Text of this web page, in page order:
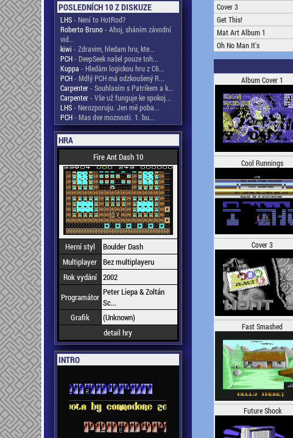
POSLEDNÍCH 10 Z DISKUZE
LHS- Není to HotRod?
Roberto Bruno- Ahoj, sháním závodní
vid...
kiwi - Zdravim, hledam hru, kte...
PCH- DeepSeek našel pouze toh...
Kuppa - Hledám logickou hru z C6...
PCH- Mdlý PCH má odzkoušený R...
Carpenter- Souhlasím s Patrikem a k...
Carpenter- Vše už funguje ke spokoj...
LHS- Nerozporuju. Jen mě poba...
PCH- Mas dve moznosti. 1. bu...
HRA
Fire Ant Dash 10
Herní styl
Boulder Dash
Multiplayer Bez multiplayeru
Rok vydání 2002
Programátor Peter Liepa & Zoltán
Sc...
Grafik
(Unknown)
detail hry
INTRO
Cover 3
Get This!
Mat Art Album 1
Oh No Man It's
Album Cover 1
Cool Runnings
Cover 3
Fast Smashed
Future Shock